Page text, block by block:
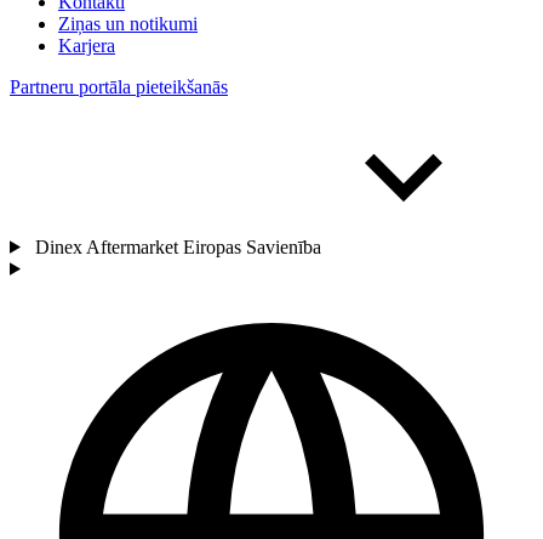
Ziņas un notikumi
Karjera
Partneru portāla pieteikšanās
Dinex Aftermarket Eiropas Savienība